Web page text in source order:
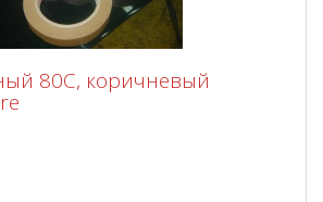
80С, коричневый